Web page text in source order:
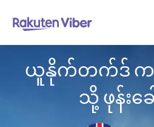
ယူနိုက်တက်ဒ် ကင်
သို့ ဖုန်းခ